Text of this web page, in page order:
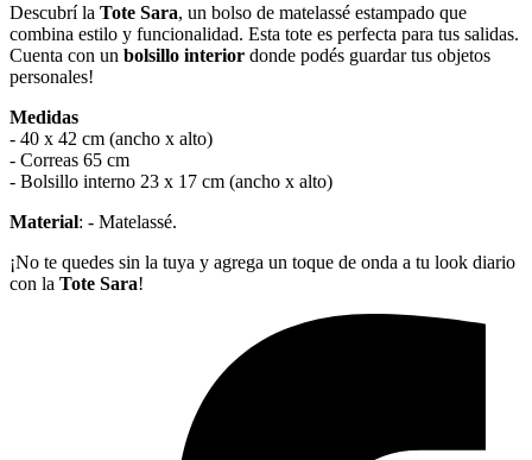
Descubrí la Tote Sara, un bolso de matelassé estampado que
combina estilo y funcionalidad. Esta tote es perfecta para tus salidas.
Cuenta con un bolsillo interior donde podés guardar tus objetos
personales!
Medidas
- 40 x 42 cm (ancho x alto)
- Correas 65 cm
- Bolsillo interno 23 x 17 cm (ancho x alto)
Material: - Matelassé.
¡No te quedes sin la tuya y agrega un toque de onda a tu look diario
con la Tote Sara!